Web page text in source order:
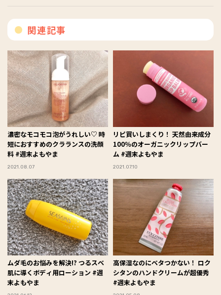
関連記事
濃密なモコモコ泡がうれしい♡ 時
短におすすめのクラランスの洗顔
料 #週末よもやま
2021.08.07
リピ買いしまくり！ 天然由来成分
100％のオーガニックリップバー
ム #週末よもやま
2021.07.10
ムダ毛のお悩みを解決!? つるスベ
肌に導くボディ用ローション #週
末よもやま
高保湿なのにベタつかない！ ロク
シタンのハンドクリームが超優秀
#週末よもやま